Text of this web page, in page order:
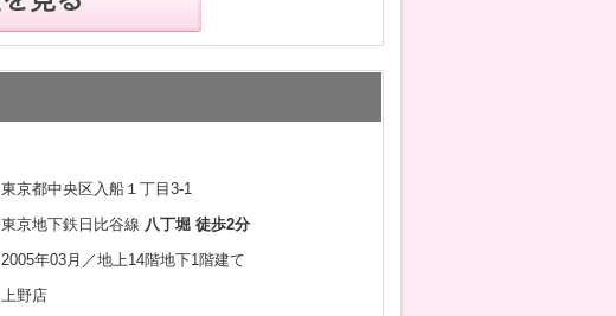
東京都中央区入船１丁目3-1
東京地下鉄日比谷線 八丁堀 徒歩2分
2005年03月／地上14階地下1階建て
上野店